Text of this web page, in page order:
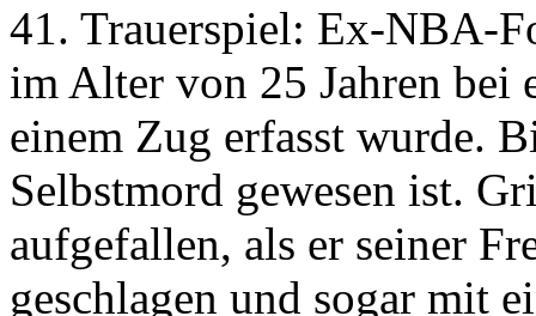
41. Trauerspiel: Ex-NBA-
im Alter von 25 Jahren bei
einem Zug erfasst wurde.
Selbstmord gewesen ist.
aufgefallen, als er seiner
geschlagen und sogar mit